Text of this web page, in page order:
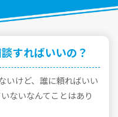
すればいいの？
いけど、誰に頼ればいい
ないなんてことはあり